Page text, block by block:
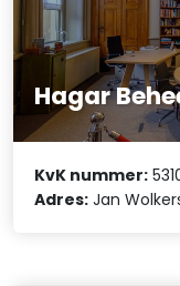
Hagar
KvK nummer:
Adres: Jan